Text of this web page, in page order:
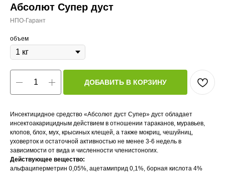
Абсолют Супер дуст
НПО-Гарант
объем
ДОБАВИТЬ В КОРЗИНУ
Инсектицидное средство «Абсолют дуст Супер» дуст обладает
инсектоакарицидным действием в отношении тараканов, муравьев,
клопов, блох, мух, крысиных клещей, а также мокриц, чешуйниц,
уховерток и остаточной активностью не менее 3-6 недель в
зависимости от вида и численности членистоногих.
Действующее вещество:
альфациперметрин 0,05%, ацетамиприд 0,1%, борная кислота 4%